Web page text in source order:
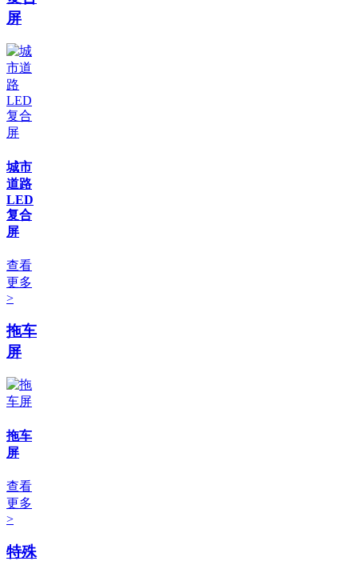
屏
城市
道路
LED
复合
屏
查看
更多
>
拖车
屏
拖车
屏
查看
更多
>
特殊